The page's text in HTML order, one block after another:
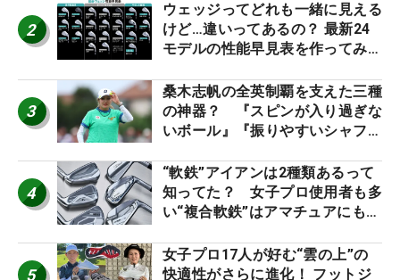
2
ウェッジってどれも一緒に見える
けど…違いってあるの？ 最新24
モデルの性能早見表を作ってみ
3
桑木志帆の全英制覇を支えた三種
の神器？ 『スピンが入り過ぎな
いボール』『振りやすいシャフ
ー』 #女子プロセッティング
4
“軟鉄”アイアンは2種類あるって
知ってた？ 女子プロ使用者も多
い“複合軟鉄”はアマチュアにもオ
5
女子プロ17人が好む“雲の上”の
快適性がさらに進化！ フットジ